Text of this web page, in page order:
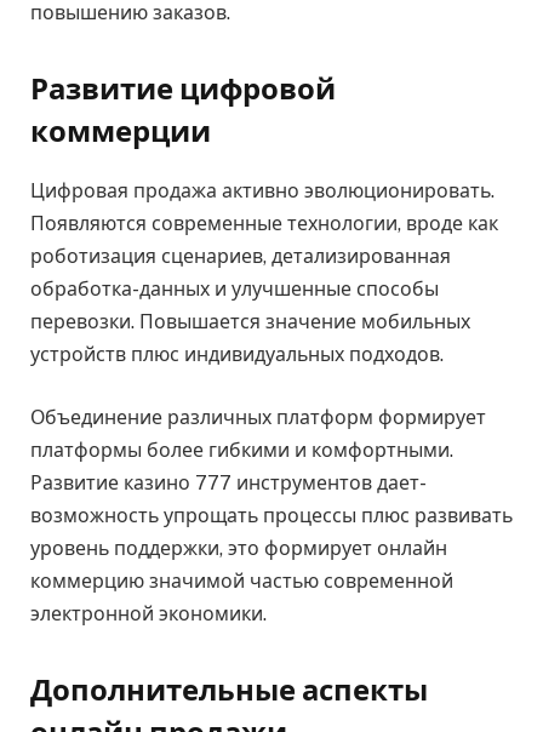
повышению заказов.
Развитие цифровой
коммерции
Цифровая продажа активно эволюционировать.
Появляются современные технологии, вроде как
роботизация сценариев, детализированная
обработка-данных и улучшенные способы
перевозки. Повышается значение мобильных
устройств плюс индивидуальных подходов.
Объединение различных платформ формирует
платформы более гибкими и комфортными.
Развитие казино 777 инструментов дает-
возможность упрощать процессы плюс развивать
уровень поддержки, это формирует онлайн
коммерцию значимой частью современной
электронной экономики.
Дополнительные аспекты